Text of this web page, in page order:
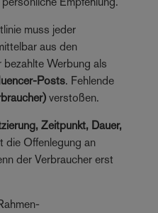
muss jeder
aus den
bezahlte Werbung als
Posts. Fehlende
verstoßen.
Zeitpunkt, Dauer,
die Offenlegung an
der Verbraucher erst